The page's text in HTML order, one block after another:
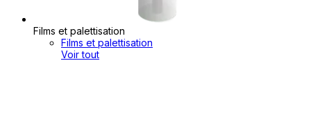
Films et palettisation
Films et palettisation
Voir tout